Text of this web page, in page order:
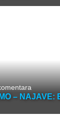
– NAJAVE: